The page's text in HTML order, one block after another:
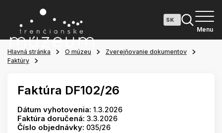
Menu
Hlavná stránka O múzeu
Zverejňovanie dokumentov
Faktúry
Faktúra DF102/26
Dátum vyhotovenia: 1.3.2026
Faktúra doručená: 3.3.2026
Číslo objednávky: 035/26